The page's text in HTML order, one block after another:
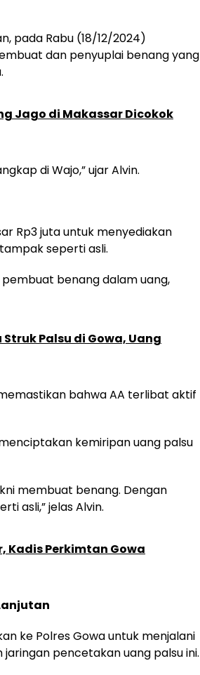
pada Rabu (18/12/2024)
dan penyuplai benang yang
Jago di Makassar Dicokok
di Wajo,” ujar Alvin.
Rp3 juta untuk menyediakan
seperti asli.
benang dalam uang,
Palsu di Gowa, Uang
bahwa AA terlibat aktif
kemiripan uang palsu
membuat benang. Dengan
asli,” jelas Alvin.
Kadis Perkimtan Gowa
ke Polres Gowa untuk menjalani
pencetakan uang palsu ini.